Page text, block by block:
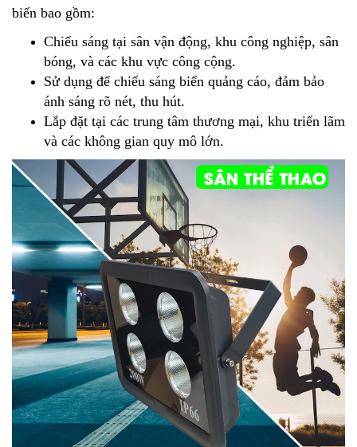
biến bao gồm:
Chiếu sáng tại sân vận động, khu công nghiệp, sân
bóng, và các khu vực công cộng.
Sử dụng để chiếu sáng biển quảng cáo, đảm bảo
ánh sáng rõ nét, thu hút.
Lắp đặt tại các trung tâm thương mại, khu triển lãm
và các không gian quy mô lớn.